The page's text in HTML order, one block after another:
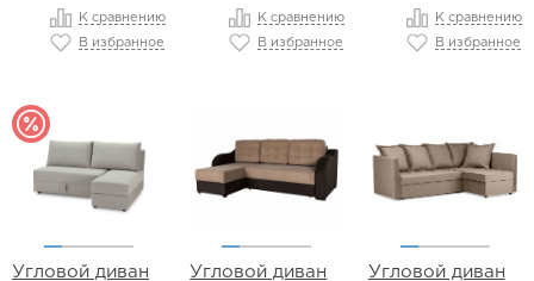
К сравнению
В избранное
К сравнению
В избранное
К сравнению
В избранное
Угловой диван
Угловой диван
Угловой диван